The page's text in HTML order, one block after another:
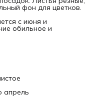
фон для цветков.
с июня и
обильное и
апрель